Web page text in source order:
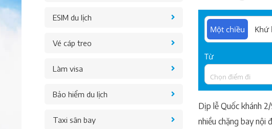
ESIM du lịch
Vé cáp treo
Làm visa
Bảo hiểm du lịch
Taxi sân bay
Một chiều Khứ
Từ
Chọn điểm đi
Dịp lễ Quốc khánh
nhiều chặng bay nội